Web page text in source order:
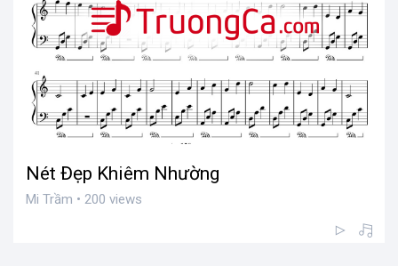
Nét Đẹp Khiêm Nhường
Mi Trầm • 200 views